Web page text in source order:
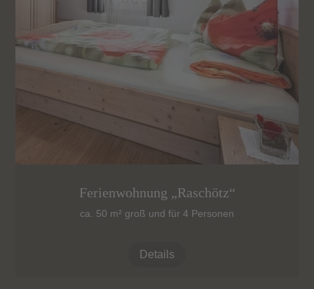
Ferienwohnung „Raschötz“
ca. 50 m² groß und für 4 Personen
Details